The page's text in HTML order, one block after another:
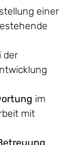
einer
der
im
mit